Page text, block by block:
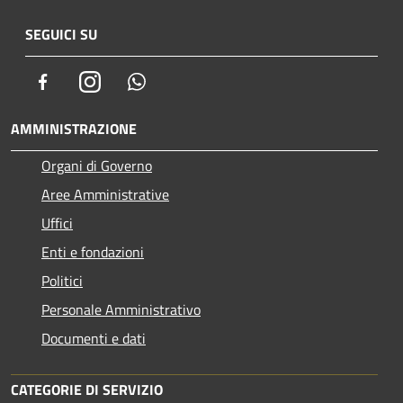
SEGUICI SU
FacebookInstagram
AMMINISTRAZIONE
Organi di Governo
Aree Amministrative
Uffici
Enti e fondazioni
Politici
Personale Amministrativo
Documenti e dati
CATEGORIE DI SERVIZIO